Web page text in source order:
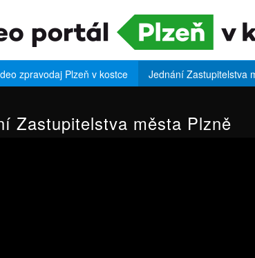
zpravodaj Plzeň v kostce Jednání Zastupitelstva
Zastupitelstva města Plzně